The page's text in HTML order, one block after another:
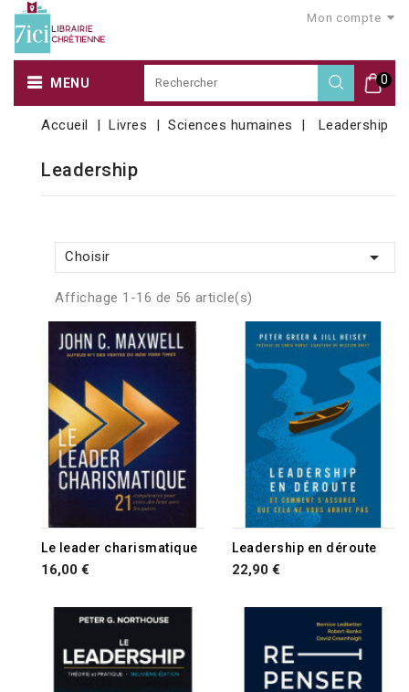
Mon compte
0
MENU
Accueil Livres Sciences humaines Leadership
Leadership
Choisir 
Affichage 1-16 de 56 article(s)
Le leader charismatique
16,00 €
Leadership en déroute
22,90 €